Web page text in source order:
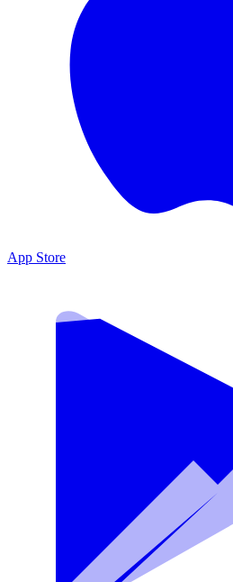
App Store